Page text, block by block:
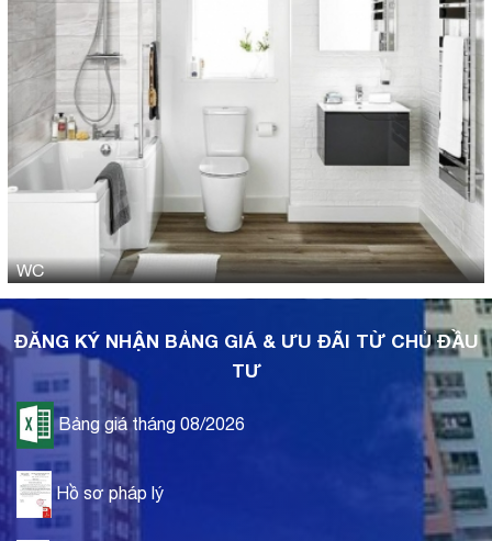
WC
ĐĂNG KÝ NHẬN BẢNG GIÁ & ƯU ĐÃI TỪ CHỦ ĐẦU
TƯ
Bảng giá tháng 08/2026
Hồ sơ pháp lý